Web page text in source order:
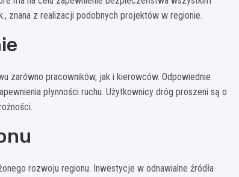
znana z realizacji podobnych projektów w regionie.
zarówno pracowników, jak i kierowców. Odpowiednie
płynności ruchu. Użytkownicy dróg proszeni są o
rozwoju regionu. Inwestycje w odnawialne źródła